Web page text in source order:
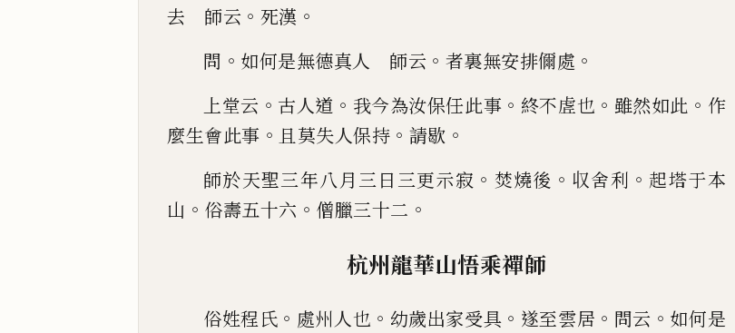
去 師云 。 死漢 。
問 。 如何是無德真人 師云 。 者裏無安排儞處 。
上堂云 。 古人道 。 我今為汝保任此事 。 終不虗也 。 雖然如此 。 作
麼生會此事 。 且莫失人保持 。 請歇 。
師於天聖三年八月三日三更示寂 。 焚燒後 。 収舍利 。 起塔于本
山 。 俗壽五十六 。 僧臘三十二 。
杭州龍華山悟乘禪師
俗姓程氏 。 處州人也 。 幼歲出家受具 。 遂至雲居 。 問云 。 如何是